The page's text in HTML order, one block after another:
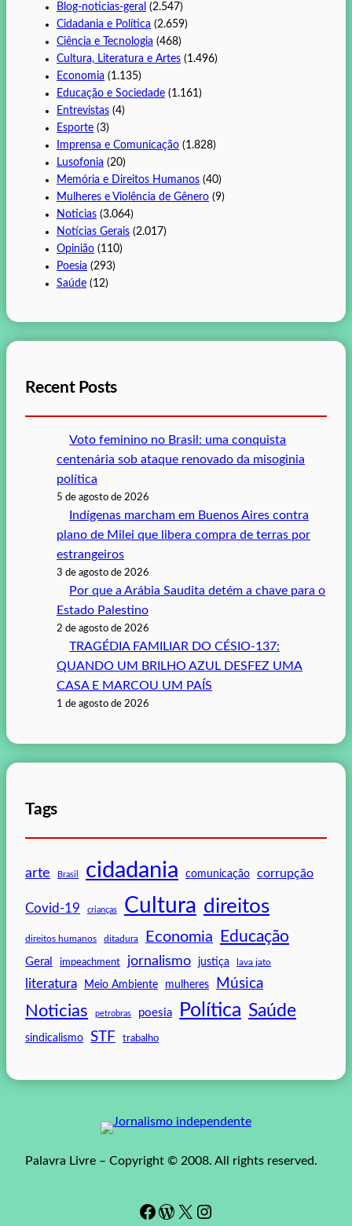
Blog-noticias-geral (2.547)
Cidadania e Política (2.659)
Ciência e Tecnologia (468)
Cultura, Literatura e Artes (1.496)
Economia (1.135)
Educação e Sociedade (1.161)
Entrevistas (4)
Esporte (3)
Imprensa e Comunicação (1.828)
Lusofonia (20)
Memória e Direitos Humanos (40)
Mulheres e Violência de Gênero (9)
Noticias (3.064)
Notícias Gerais (2.017)
Opinião (110)
Poesia (293)
Saúde (12)
Recent Posts
Voto feminino no Brasil: uma conquista
centenária sob ataque renovado da misoginia
política
5 de agosto de 2026
Indígenas marcham em Buenos Aires contra
plano de Milei que libera compra de terras por
estrangeiros
3 de agosto de 2026
Por que a Arábia Saudita detém a chave para o
Estado Palestino
2 de agosto de 2026
TRAGÉDIA FAMILIAR DO CÉSIO-137:
QUANDO UM BRILHO AZUL DESFEZ UMA
CASA E MARCOU UM PAÍS
1 de agosto de 2026
Tags
arte Brasil cidadania comunicação corrupção
Covid-19 crianças Cultura direitos
direitos humanos ditadura Economia Educação
Geral impeachment jornalismo justiça lava jato
literatura Meio Ambiente mulheres Música
Noticias petrobras poesia Política Saúde
sindicalismo STF trabalho
Palavra Livre – Copyright © 2008. All rights reserved.
Facebook WordPress # Instagram